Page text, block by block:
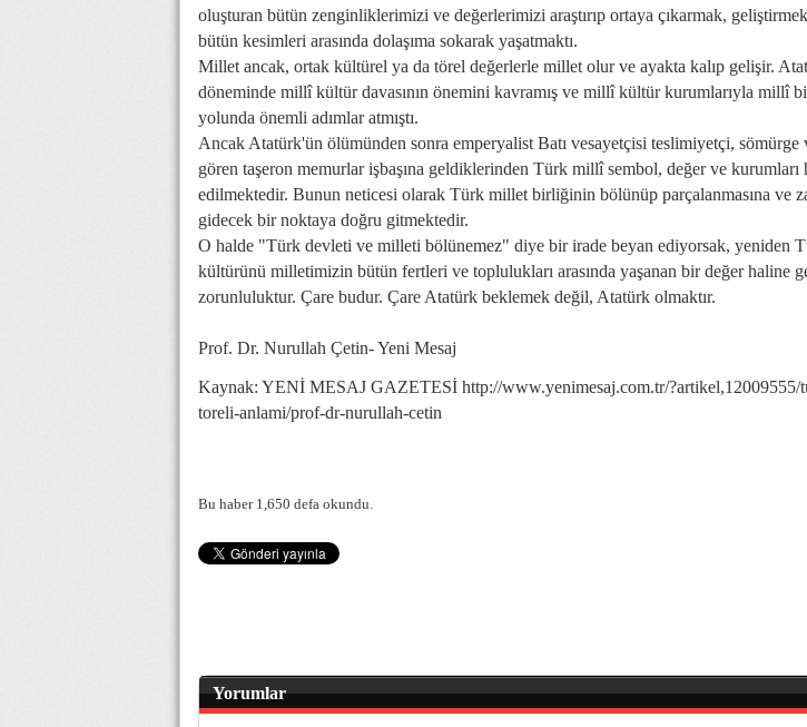
oluşturan bütün zenginliklerimizi ve değerlerimizi araştırıp ortaya çıkarmak,
bütün kesimleri arasında dolaşıma sokarak yaşatmaktı.
Millet ancak, ortak kültürel ya da törel değerlerle millet olur ve ayakta kalıp gelişir.
döneminde millî kültür davasının önemini kavramış ve millî kültür kurumlarıyla millî
yolunda önemli adımlar atmıştı.
Ancak Atatürk'ün ölümünden sonra emperyalist Batı vesayetçisi teslimiyetçi,
gören taşeron memurlar işbaşına geldiklerinden Türk millî sembol, değer ve kurumları
edilmektedir. Bunun neticesi olarak Türk millet birliğinin bölünüp parçalanmasına ve
gidecek bir noktaya doğru gitmektedir.
O halde "Türk devleti ve milleti bölünemez" diye bir irade beyan ediyorsak, yeniden
kültürünü milletimizin bütün fertleri ve toplulukları arasında yaşanan bir değer haline
zorunluluktur. Çare budur. Çare Atatürk beklemek değil, Atatürk olmaktır.
Prof. Dr. Nurullah Çetin- Yeni Mesaj
Kaynak: YENİ MESAJ GAZETESİ http://www.yenimesaj.com.tr/?artikel,12009555/
toreli-anlami/prof-dr-nurullah-cetin
Bu haber 1,650 defa okundu.
Yorumlar